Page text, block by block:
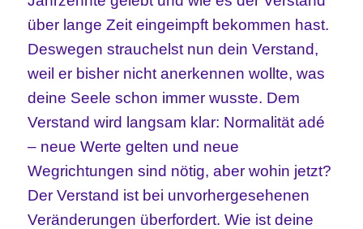
über lange Zeit eingeimpft bekommen hast.
Deswegen strauchelst nun dein Verstand,
weil er bisher nicht anerkennen wollte, was
deine Seele schon immer wusste. Dem
Verstand wird langsam klar: Normalität adé
– neue Werte gelten und neue
Wegrichtungen sind nötig, aber wohin jetzt?
Der Verstand ist bei unvorhergesehenen
Veränderungen überfordert. Wie ist deine